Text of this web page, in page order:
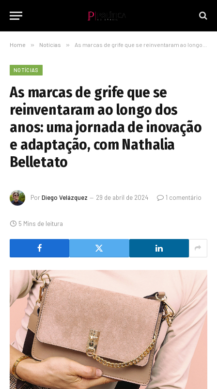
Home » Notícias » As marcas de grife que se reinventaram ao longo dos anos: uma jornada de inovação e adaptação, com Nathalia Belletato
NOTÍCIAS
As marcas de grife que se
reinventaram ao longo dos
anos: uma jornada de inovação
e adaptação, com Nathalia
Belletato
PorDiego Velázquez 29 de abril de 2024 1 comentário
5 Mins de leitura